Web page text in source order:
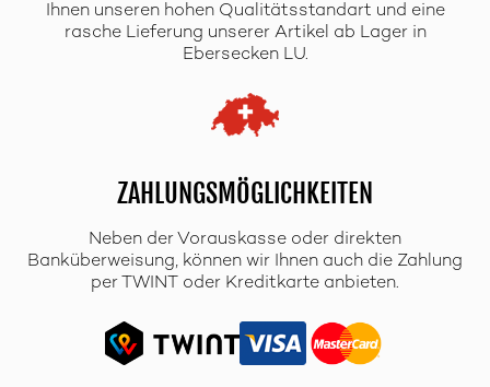
Ihnen unseren hohen Qualitätsstandart und eine
rasche Lieferung unserer Artikel ab Lager in
Ebersecken LU.
ZAHLUNGSMÖGLICHKEITEN
Neben der Vorauskasse oder direkten
Banküberweisung, können wir Ihnen auch die Zahlung
per TWINT oder Kreditkarte anbieten.